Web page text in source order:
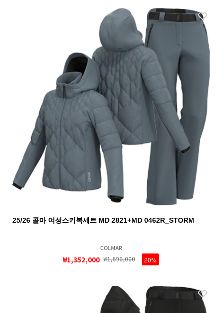
25/26 콜마 여성스키복세트 MD 2821+MD 0462R_STORM
COLMAR
₩1,352,000 ₩1,690,000 20%